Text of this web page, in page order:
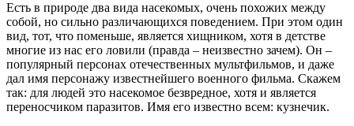
Есть в природе два вида насекомых, очень похожих между
собой, но сильно различающихся поведением. При этом один
вид, тот, что поменьше, является хищником, хотя в детстве
многие из нас его ловили (правда – неизвестно зачем). Он –
популярный персонах отечественных мультфильмов, и даже
дал имя персонажу известнейшего военного фильма. Скажем
так: для людей это насекомое безвредное, хотя и является
переносчиком паразитов. Имя его известно всем: кузнечик.